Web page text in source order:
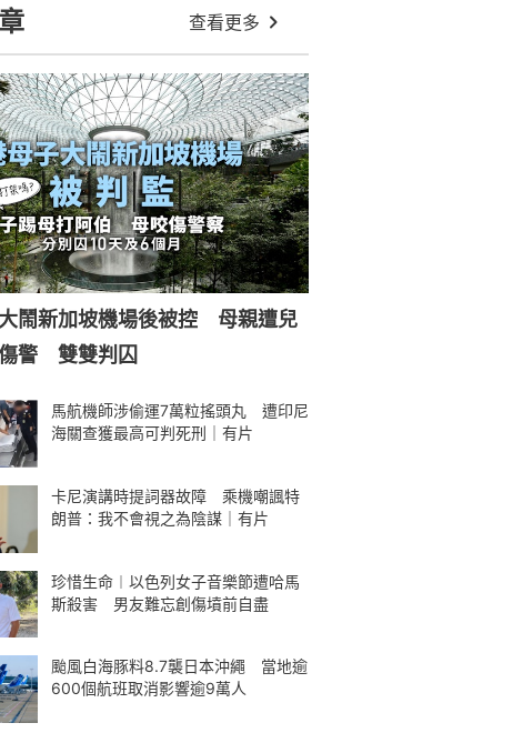
查看更多
鬧新加坡機場後被控 母親遭兒
警 雙雙判囚
馬航機師涉偷運7萬粒搖頭丸 遭印尼
海關查獲最高可判死刑｜有片
卡尼演講時提詞器故障 乘機嘲諷特
朗普：我不會視之為陰謀｜有片
珍惜生命︱以色列女子音樂節遭哈馬
斯殺害 男友難忘創傷墳前自盡
颱風白海豚料8.7襲日本沖繩 當地逾
600個航班取消影響逾9萬人